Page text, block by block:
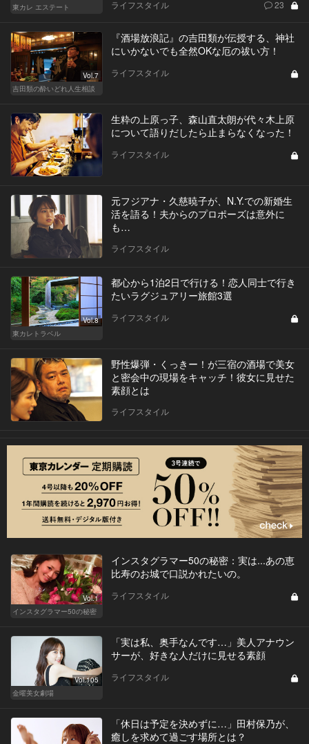
東カレ エステート ライフスタイル 23
Vol.7
吉田類の酔いどれ人生相談
『酒場放浪記』の吉田類が伝授する、神社
にいかないでも全然OKな厄の祓い方！
ライフスタイル
生粋の上原っ子、森山直太朗が代々木上原
について語りだしたら止まらなくなった！
ライフスタイル
元フジアナ・久慈暁子が、N.Y.での新婚生
活を語る！夫からのプロポーズは意外に
も…
ライフスタイル
Vol.8
東カレトラベル
都心から1泊2日で行ける！恋人同士で行き
たいラグジュアリー旅館3選
ライフスタイル
野性爆弾・くっきー！が三宿の酒場で美女
と密会中の現場をキャッチ！彼女に見せた
素顔とは
ライフスタイル
Vol.1
インスタグラマー50の秘密
インスタグラマー50の秘密：実は...あの恵
比寿のお城で口説かれたいの。
ライフスタイル
Vol.105
金曜美女劇場
「実は私、奥手なんです…」美人アナウン
サーが、好きな人だけに見せる素顔
ライフスタイル
「休日は予定を決めずに…」田村保乃が、
癒しを求めて過ごす場所とは？